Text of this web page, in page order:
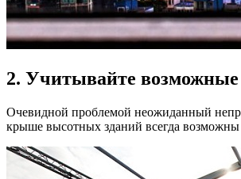
2. Учитывайте
Очевидной проблемой неожиданный
крыше высотных зданий всегда возможны